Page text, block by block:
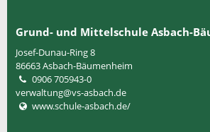
Grund- und Mittelschule Asbach-
Josef-Dunau-Ring 8
86663Asbach-Bäumenheim
0906 705943-0
verwaltung@vs-asbach.de
www.schule-asbach.de/